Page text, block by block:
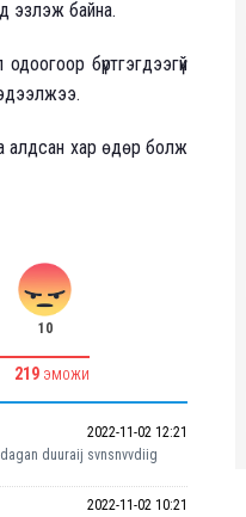
эзлэж байна.
бүртгэгдээгүй
алдсан хар өдөр болж
10
219 ЭМОЖИ
2022-11-02 12:21
duuraij svnsnvvdiig
2022-11-02 10:21